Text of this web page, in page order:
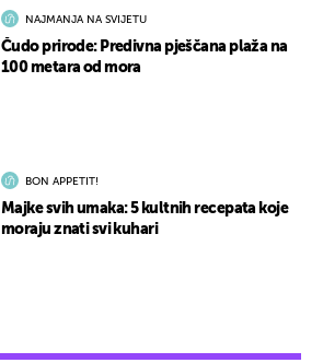
NAJMANJA NA SVIJETU
Čudo prirode: Predivna pješčana plaža na
100 metara od mora
BON APPETIT!
Majke svih umaka: 5 kultnih recepata koje
moraju znati svi kuhari